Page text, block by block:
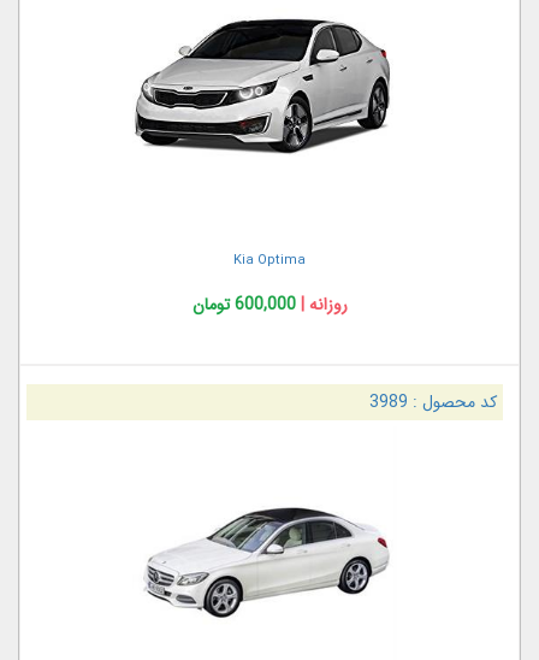
Kia Optima
روزانه |600,000 تومان
کد محصول : 3989